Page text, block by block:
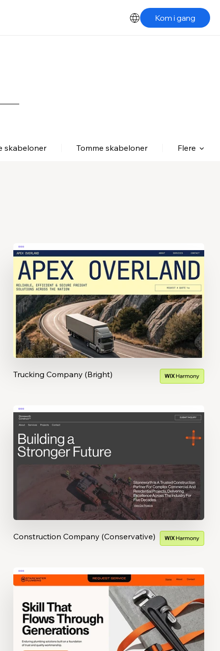
Kom i gang
skabeloner Tomme skabeloner Flere
Trucking Company (Bright)
Construction Company (Conservative)